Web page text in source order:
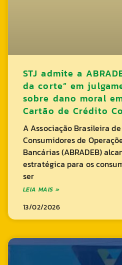
STJ admite a
da corte” em
sobre dano moral
Cartão de Crédito
A Associação Brasileira
Consumidores de
Bancárias (ABRADEB)
estratégica para os
ser
LEIA MAIS »
13/02/2026